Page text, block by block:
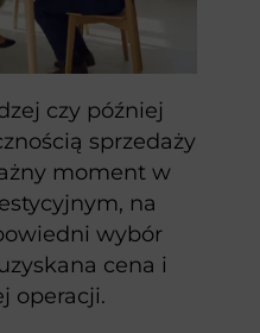
czy później
sprzedaży
moment w
na
wybór
cena i
operacji.